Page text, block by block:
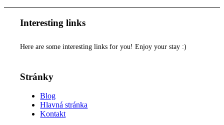
Interesting links
Here are some interesting links for you! Enjoy your stay :)
Stránky
Blog
Hlavná stránka
Kontakt